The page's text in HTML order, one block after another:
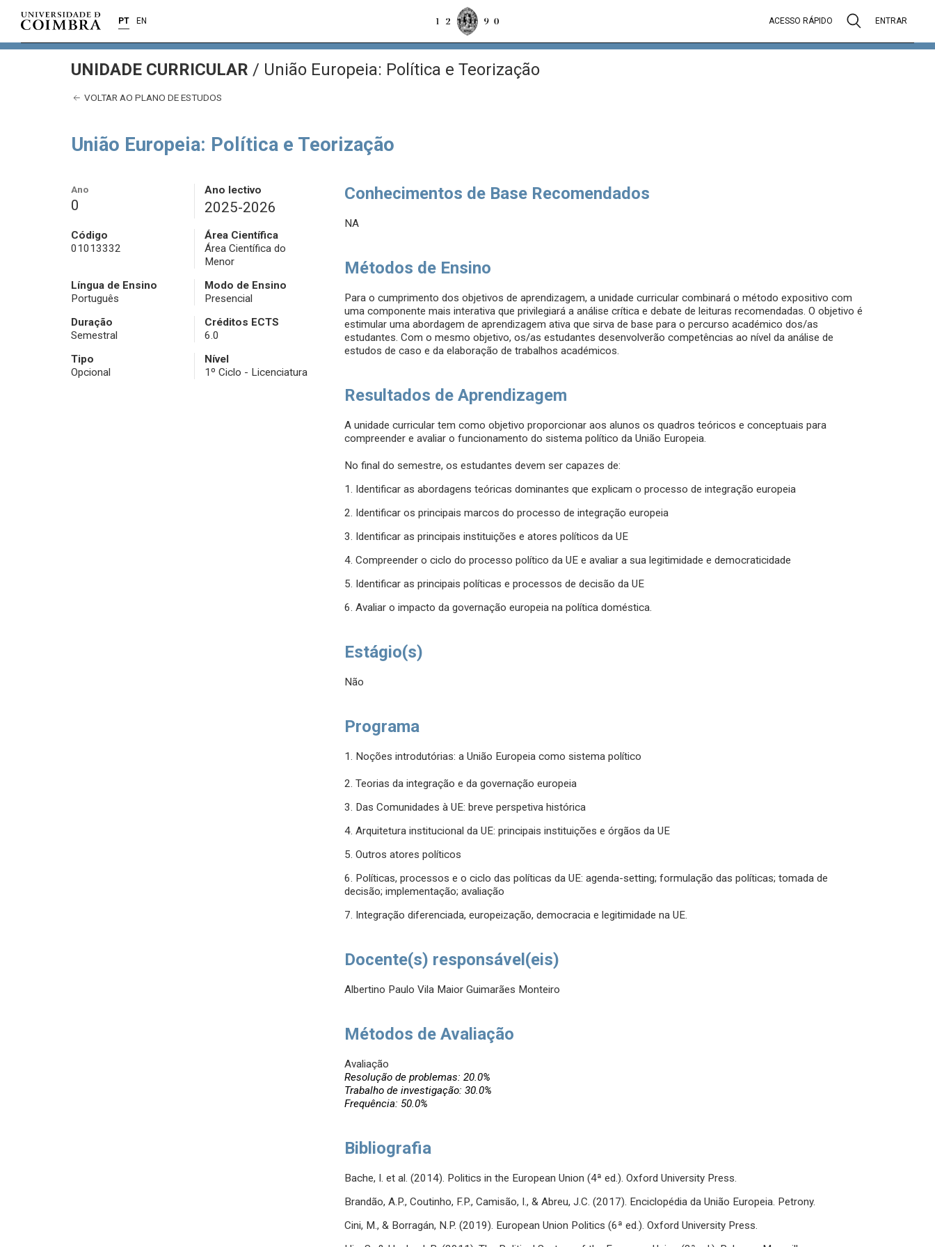
PT EN ACESSO RÁPIDO ENTRAR
UNIDADE CURRICULAR / União Europeia: Política e Teorização
VOLTAR AO PLANO DE ESTUDOS
União Europeia: Política e Teorização
Ano
0
Ano lectivo
2025-2026
Código
01013332
Área Científica
Área Científica do
Menor
Língua de Ensino
Português
Modo de Ensino
Presencial
Duração
Semestral
Créditos ECTS
6.0
Tipo
Opcional
Nível
1º Ciclo - Licenciatura
Conhecimentos de Base Recomendados
NA
Métodos de Ensino
Para o cumprimento dos objetivos de aprendizagem, a unidade curricular combinará o método expositivo com
uma componente mais interativa que privilegiará a análise crítica e debate de leituras recomendadas. O objetivo é
estimular uma abordagem de aprendizagem ativa que sirva de base para o percurso académico dos/as
estudantes. Com o mesmo objetivo, os/as estudantes desenvolverão competências ao nível da análise de
estudos de caso e da elaboração de trabalhos académicos.
Resultados de Aprendizagem
A unidade curricular tem como objetivo proporcionar aos alunos os quadros teóricos e conceptuais para
compreender e avaliar o funcionamento do sistema político da União Europeia.
No final do semestre, os estudantes devem ser capazes de:
1. Identificar as abordagens teóricas dominantes que explicam o processo de integração europeia
2. Identificar os principais marcos do processo de integração europeia
3. Identificar as principais instituições e atores políticos da UE
4. Compreender o ciclo do processo político da UE e avaliar a sua legitimidade e democraticidade
5. Identificar as principais políticas e processos de decisão da UE
6. Avaliar o impacto da governação europeia na política doméstica.
Estágio(s)
Não
Programa
1. Noções introdutórias: a União Europeia como sistema político
2. Teorias da integração e da governação europeia
3. Das Comunidades à UE: breve perspetiva histórica
4. Arquitetura institucional da UE: principais instituições e órgãos da UE
5. Outros atores políticos
6. Políticas, processos e o ciclo das políticas da UE: agenda-setting; formulação das políticas; tomada de
decisão; implementação; avaliação
7. Integração diferenciada, europeização, democracia e legitimidade na UE.
Docente(s) responsável(eis)
Albertino Paulo Vila Maior Guimarães Monteiro
Métodos de Avaliação
Avaliação
Resolução de problemas: 20.0%
Trabalho de investigação: 30.0%
Frequência: 50.0%
Bibliografia
Bache, I. et al. (2014). Politics in the European Union (4ª ed.). Oxford University Press.
Brandão, A.P., Coutinho, F.P., Camisão, I., & Abreu, J.C. (2017). Enciclopédia da União Europeia. Petrony.
Cini, M., & Borragán, N.P. (2019). European Union Politics (6ª ed.). Oxford University Press.